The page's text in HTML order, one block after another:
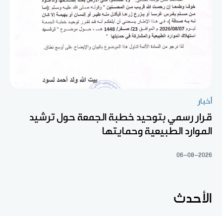
أخبار
قرار رسمي بتوحيد خطبة الجمعة حول ترشيد
الموارد الطبيعية وحمايتها
06-08-2026
الأحدث